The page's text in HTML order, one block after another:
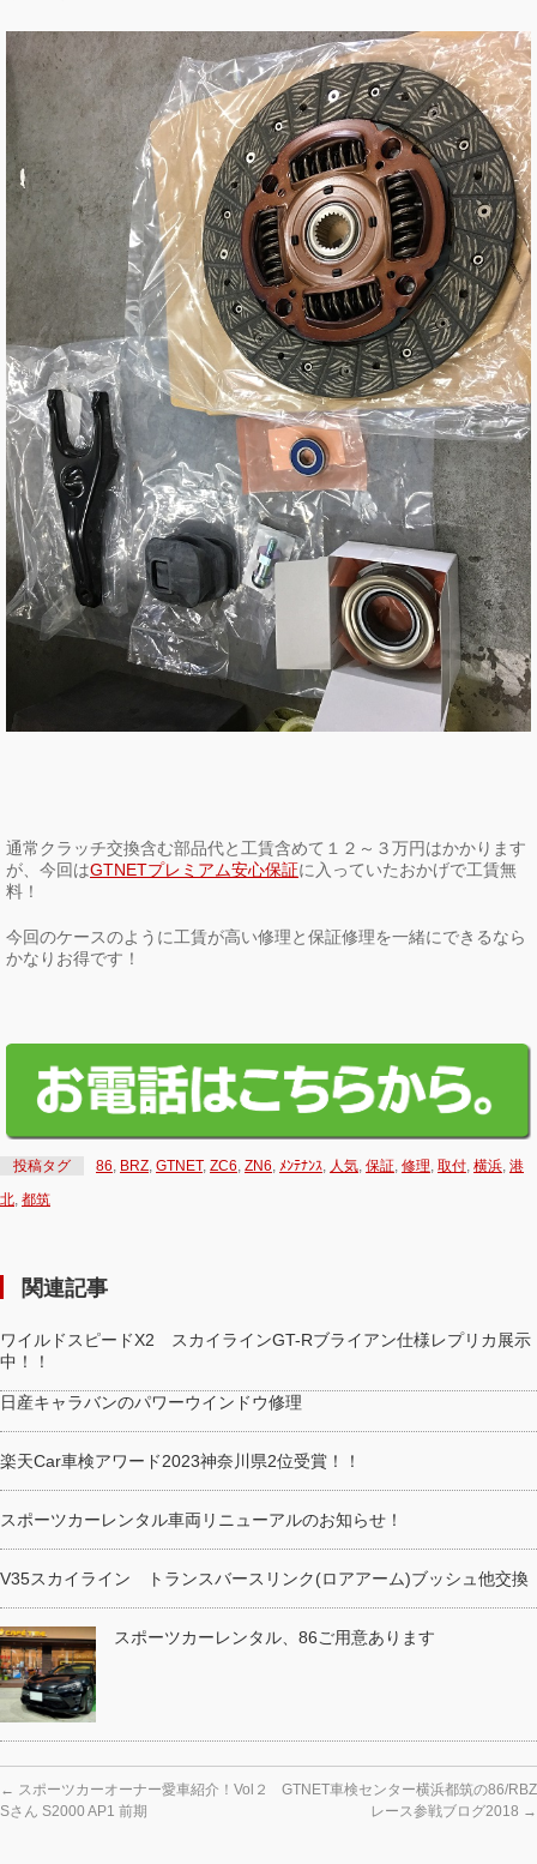
通常クラッチ交換含む部品代と工賃含めて１２～３万円はかかります
が、今回はGTNETプレミアム安心保証に入っていたおかげで工賃無
料！
今回のケースのように工賃が高い修理と保証修理を一緒にできるなら
かなりお得です！
投稿タグ 86, BRZ, GTNET, ZC6, ZN6, ﾒﾝﾃﾅﾝｽ, 人気, 保証, 修理, 取付, 横浜, 港
北, 都筑
関連記事
ワイルドスピードX2 スカイラインGT-Rブライアン仕様レプリカ展示
中！！
日産キャラバンのパワーウインドウ修理
楽天Car車検アワード2023神奈川県2位受賞！！
スポーツカーレンタル車両リニューアルのお知らせ！
V35スカイライン トランスバースリンク(ロアアーム)ブッシュ他交換
スポーツカーレンタル、86ご用意あります
← スポーツカーオーナー愛車紹介！Vol２
Sさん S2000 AP1 前期
GTNET車検センター横浜都筑の86/RBZ
レース参戦ブログ2018 →